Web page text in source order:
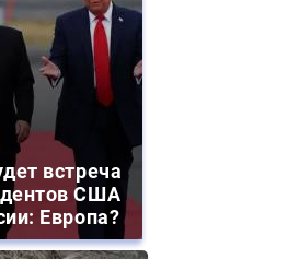
встреча
США
Европа?